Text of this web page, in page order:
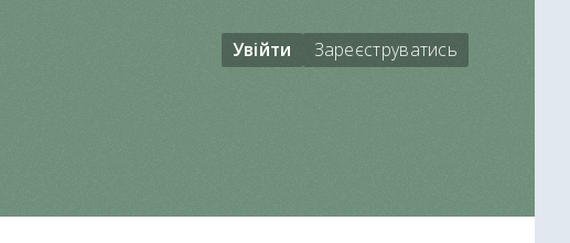
Увійти Зареєструватись